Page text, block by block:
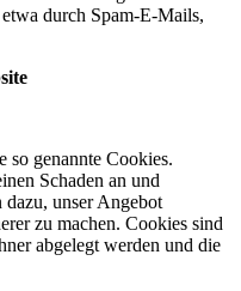
durch Spam-E-Mails,
so genannte Cookies.
Schaden an und
unser Angebot
zu machen. Cookies sind
abgelegt werden und die